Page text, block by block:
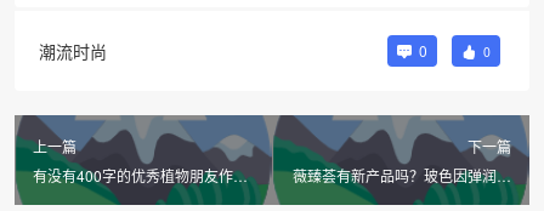
潮流时尚 0 0
上一篇
有没有400字的优秀植物朋友作
下一篇
薇臻荟有新产品吗？玻色因弹润次
抛精华液怎么样？